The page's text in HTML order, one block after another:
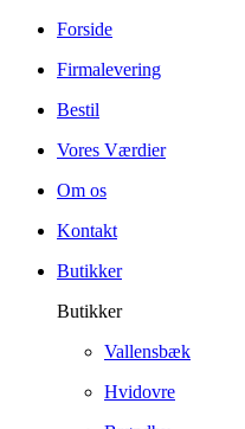
Forside
Firmalevering
Bestil
Vores Værdier
Om os
Kontakt
Butikker
Butikker
Vallensbæk
Hvidovre